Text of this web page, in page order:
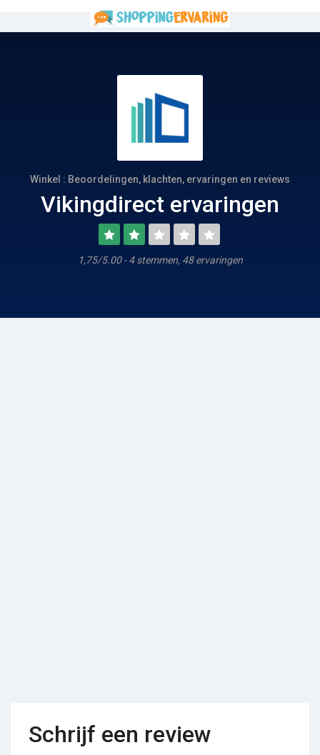
Winkel : Beoordelingen, klachten, ervaringen en reviews
Vikingdirect ervaringen
1,75/5.00 - 4 stemmen, 48 ervaringen
Schrijf een review